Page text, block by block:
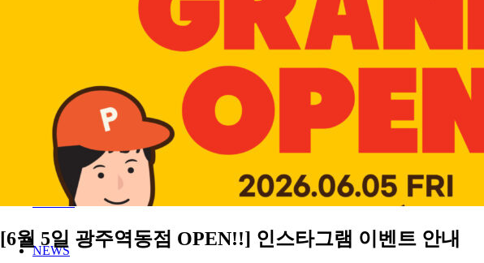
MENU
STORE
NEWS
[6월 5일 광주역동점 OPEN!!] 인스타그램 이벤트 안내